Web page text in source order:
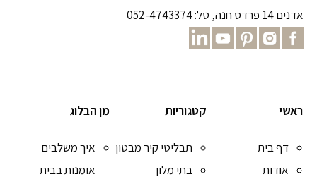
אדנים 14 פרדס חנה, טל: 052-4743374
ראשי
דף בית
אודות
קטגוריות
תבליטי קיר מבטון
בתי מלון
מן הבלוג
איך משלבים
אומנות בבית